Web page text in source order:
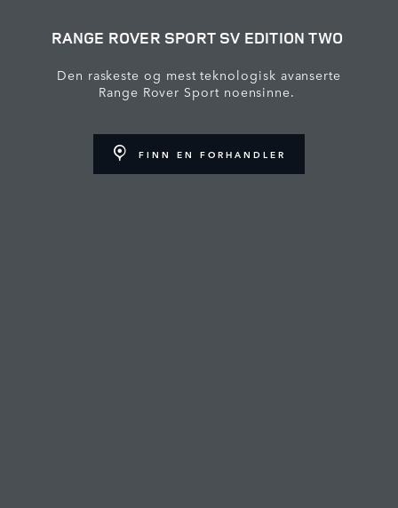
RANGE ROVER SPORT SV EDITION TWO
Den raskeste og mest teknologisk avanserte
Range Rover Sport noensinne.
FINN EN FORHANDLER